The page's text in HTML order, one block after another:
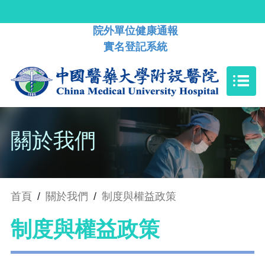
院外單位健康通報
實名登記系統
關於我們
首頁 / 關於我們 / 制度與權益政策
制度與權益政策